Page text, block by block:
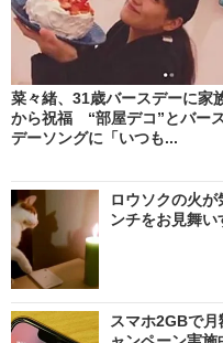
菜々緒、31歳バースデーに家
から祝福 “部屋デコ”とバー
デーソングに「いつも...
ロウソクの火
ンチをお見舞
スマホ2GBで